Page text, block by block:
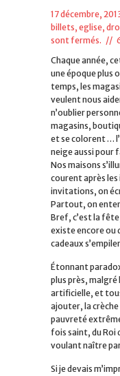
17 décembre,
billets, eglise,
sont fermés. //
Chaque année,
une époque plus
temps, les
veulent nous
n’oublier
magasins,
et se colorent …
neige aussi pour
Nos maisons
courent après les
invitations, on
Partout, on
Bref, c’est la
existe encore ou
cadeaux
Étonnant
plus près, malgré
artificielle, et
ajouter, la crèche
pauvreté
fois saint, du Roi
voulant naître
Si je devais